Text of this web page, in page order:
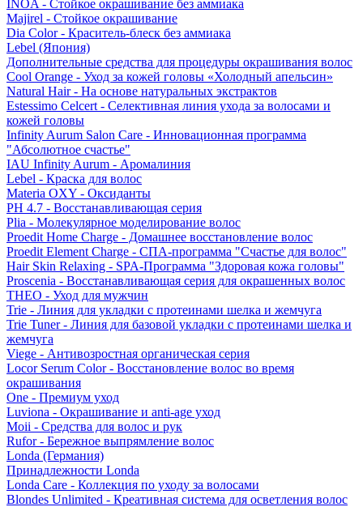
INOA - Стойкое окрашивание без аммиака
Majirel - Стойкое окрашивание
Dia Color - Краситель-блеск без аммиака
Lebel (Япония)
Дополнительные средства для процедуры окрашивания волос
Cool Orange - Уход за кожей головы «Холодный апельсин»
Natural Hair - На основе натуральных экстрактов
Estessimo Celcert - Селективная линия ухода за волосами и
кожей головы
Infinity Aurum Salon Care - Инновационная программа
"Абсолютное счастье"
IAU Infinity Aurum - Аромалиния
Lebel - Краска для волос
Materia OXY - Оксиданты
PH 4.7 - Восстанавливающая серия
Plia - Молекулярное моделирование волос
Proedit Home Charge - Домашнее восстановление волос
Proedit Element Charge - СПА-программа "Счастье для волос"
Hair Skin Relaxing - SPA-Программа "Здоровая кожа головы"
Proscenia - Восстанавливающая серия для окрашенных волос
THEO - Уход для мужчин
Trie - Линия для укладки с протеинами шелка и жемчуга
Trie Tuner - Линия для базовой укладки с протеинами шелка и
жемчуга
Viege - Антивозростная органическая серия
Locor Serum Color - Восстановление волос во время
окрашивания
One - Премиум уход
Luviona - Окрашивание и anti-age уход
Moii - Средства для волос и рук
Rufor - Бережное выпрямление волос
Londa (Германия)
Принадлежности Londa
Londa Care - Коллекция по уходу за волосами
Blondes Unlimited - Креативная система для осветления волос